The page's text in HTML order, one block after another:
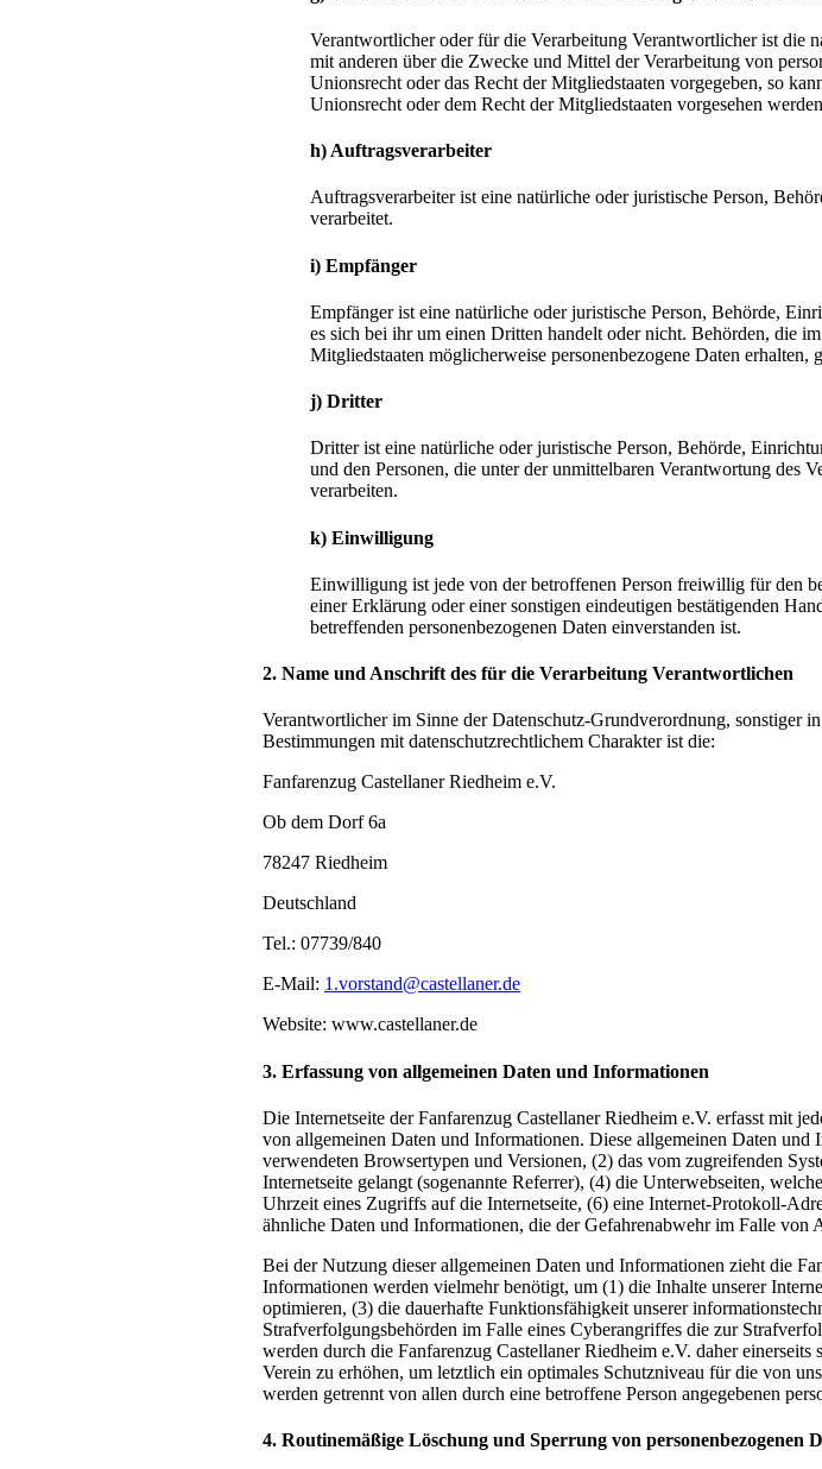
Verantwortlicher oder für die Verarbeitung Verantwortlicher ist die
mit anderen über die Zwecke und Mittel der Verarbeitung von
Unionsrecht oder das Recht der Mitgliedstaaten vorgegeben, so
Unionsrecht oder dem Recht der Mitgliedstaaten vorgesehen
h) Auftragsverarbeiter
Auftragsverarbeiter ist eine natürliche oder juristische Person,
verarbeitet.
i) Empfänger
Empfänger ist eine natürliche oder juristische Person, Behörde,
es sich bei ihr um einen Dritten handelt oder nicht. Behörden, die
Mitgliedstaaten möglicherweise personenbezogene Daten erhalten,
j) Dritter
Dritter ist eine natürliche oder juristische Person, Behörde,
und den Personen, die unter der unmittelbaren Verantwortung des
verarbeiten.
k) Einwilligung
Einwilligung ist jede von der betroffenen Person freiwillig für den
einer Erklärung oder einer sonstigen eindeutigen bestätigenden
betreffenden personenbezogenen Daten einverstanden ist.
2. Name und Anschrift des für die Verarbeitung Verantwortlichen
Verantwortlicher im Sinne der Datenschutz-Grundverordnung, sonstiger
Bestimmungen mit datenschutzrechtlichem Charakter ist die:
Fanfarenzug Castellaner Riedheim e.V.
Ob dem Dorf 6a
78247 Riedheim
Deutschland
Tel.: 07739/840
E-Mail: 1.vorstand@castellaner.de
Website: www.castellaner.de
3. Erfassung von allgemeinen Daten und Informationen
Die Internetseite der Fanfarenzug Castellaner Riedheim e.V. erfasst mit
von allgemeinen Daten und Informationen. Diese allgemeinen Daten
verwendeten Browsertypen und Versionen, (2) das vom zugreifenden
Internetseite gelangt (sogenannte Referrer), (4) die Unterwebseiten,
Uhrzeit eines Zugriffs auf die Internetseite, (6) eine Internet-Protokoll-
ähnliche Daten und Informationen, die der Gefahrenabwehr im Falle von
Bei der Nutzung dieser allgemeinen Daten und Informationen zieht die
Informationen werden vielmehr benötigt, um (1) die Inhalte unserer
optimieren, (3) die dauerhafte Funktionsfähigkeit unserer
Strafverfolgungsbehörden im Falle eines Cyberangriffes die zur
werden durch die Fanfarenzug Castellaner Riedheim e.V. daher
Verein zu erhöhen, um letztlich ein optimales Schutzniveau für die von
werden getrennt von allen durch eine betroffene Person angegebenen
4. Routinemäßige Löschung und Sperrung von personenbezogenen